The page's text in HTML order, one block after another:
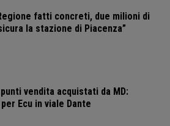
fatti concreti, due milioni di
la stazione di Piacenza”
vendita acquistati da MD:
Ecu in viale Dante